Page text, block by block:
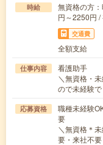
時給
無資格の方
円～2250円
交通費
全額支給
仕事内容
看護助手
＼無資格・
ので未経験
応募資格
職種未経験
要
＼無資格＊
要・来社不